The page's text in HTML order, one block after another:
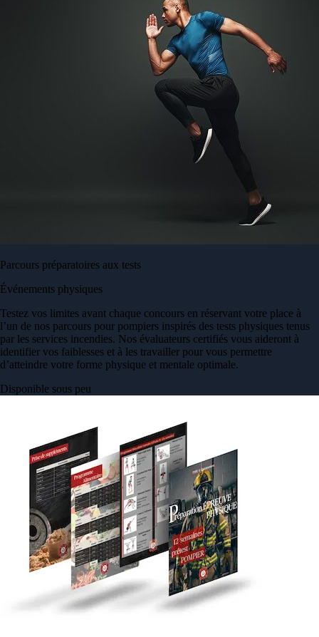
Parcours préparatoires aux tests
Événements physiques
Testez vos limites avant chaque concours en réservant votre place à
l’un de nos parcours pour pompiers inspirés des tests physiques tenus
par les services incendies. Nos évaluateurs certifiés vous aideront à
identifier vos faiblesses et à les travailler pour vous permettre
d’atteindre votre forme physique et mentale optimale.
Disponible sous peu